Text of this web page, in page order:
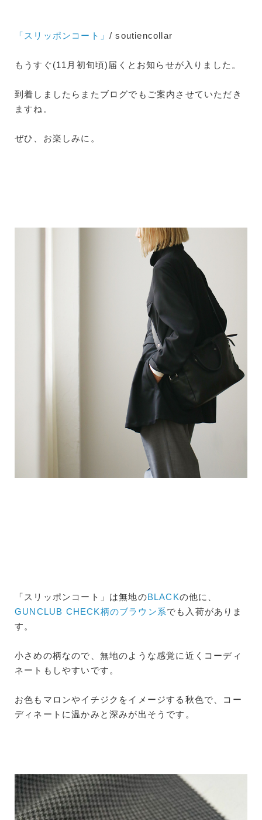
「スリッポンコート」 / soutiencollar
もうすぐ(11月初旬頃)届くとお知らせが入りました。
到着しましたらまたブログでもご案内させていただき
ますね。
ぜひ、お楽しみに。
「スリッポンコート」は無地のBLACKの他に、
GUNCLUB CHECK柄のブラウン系でも入荷がありま
す。
小さめの柄なので、無地のような感覚に近くコーディ
ネートもしやすいです。
お色もマロンやイチジクをイメージする秋色で、コー
ディネートに温かみと深みが出そうです。